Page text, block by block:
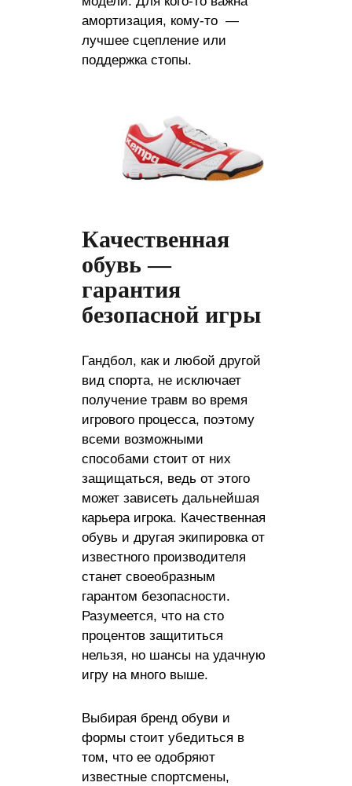
амортизация, кому-то —
лучшее сцепление или
поддержка стопы.
Качественная
обувь —
гарантия
безопасной игры
Гандбол, как и любой другой
вид спорта, не исключает
получение травм во время
игрового процесса, поэтому
всеми возможными
способами стоит от них
защищаться, ведь от этого
может зависеть дальнейшая
карьера игрока. Качественная
обувь и другая экипировка от
известного производителя
станет своеобразным
гарантом безопасности.
Разумеется, что на сто
процентов защититься
нельзя, но шансы на удачную
игру на много выше.
Выбирая бренд обуви и
формы стоит убедиться в
том, что ее одобряют
известные спортсмены,